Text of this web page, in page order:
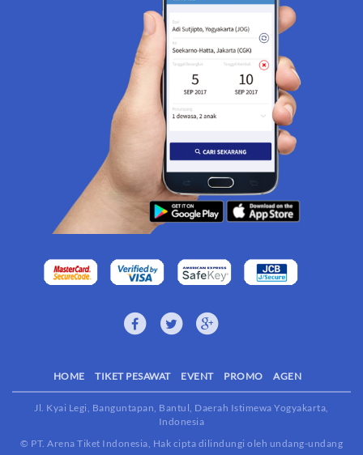
HOME TIKET PESAWAT EVENT PROMO AGEN
Jl. Kyai Legi, Banguntapan, Bantul, Daerah Istimewa Yogyakarta,
Indonesia
© PT. Arena Tiket Indonesia, Hak cipta dilindungi oleh undang-undang